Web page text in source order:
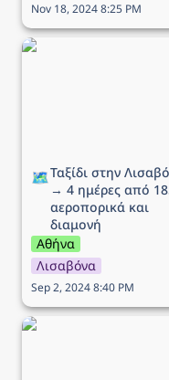
Nov 18, 2024 8:25 PM
Ταξίδι στην
🗺️Ταξίδι στην
→ 4 ημέρες από
αεροπορικά και
διαμονή
Αθήνα
Λισαβόνα
Sep 2, 2024 8:40 PM
Ταξίδι στην